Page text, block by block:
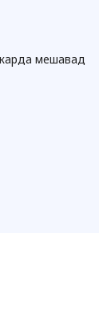
карда мешавад